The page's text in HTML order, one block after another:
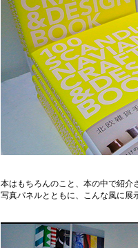
本はもちろんのこと、本の中で紹介
写真パネルとともに、こんな風に展